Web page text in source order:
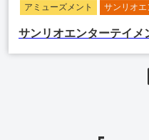
アミューズメント サンリオエ
サンリオエンターテイメ